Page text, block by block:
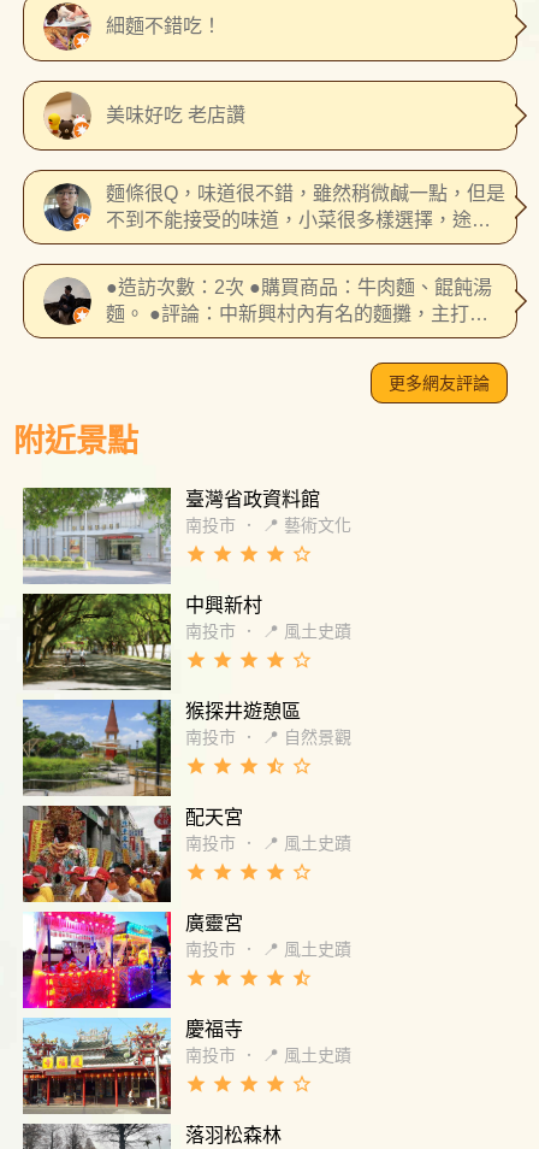
細麵不錯吃！
美味好吃 老店讚
麵條很Q，味道很不錯，雖然稍微鹹一點，但是
不到不能接受的味道，小菜很多樣選擇，途經
此處很適合來吃一下，再買個酸梅汁就是愉快
的一個行程了！
●造訪次數：2次 ●購買商品：牛肉麵、餛飩湯
麵。 ●評論：中新興村內有名的麵攤，主打便
宜滷味。
更多網友評論
附近景點
臺灣省政資料館
南投市 ． 📍 藝術文化
grade grade grade grade star_border
中興新村
南投市 ． 📍 風土史蹟
grade grade grade grade star_border
猴探井遊憩區
南投市 ． 📍 自然景觀
grade grade grade star_half star_border
配天宮
南投市 ． 📍 風土史蹟
grade grade grade grade star_border
廣靈宮
南投市 ． 📍 風土史蹟
grade grade grade grade star_half
慶福寺
南投市 ． 📍 風土史蹟
grade grade grade grade star_border
落羽松森林